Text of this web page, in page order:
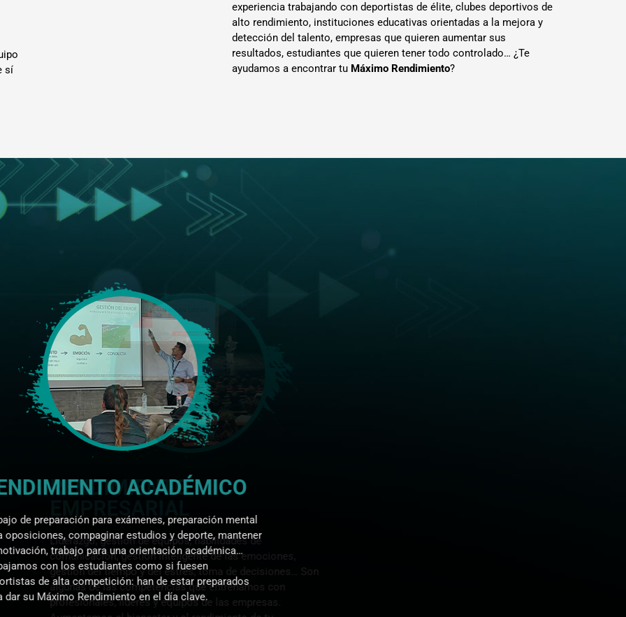
sí
experiencia trabajando con deportistas de élite, clubes deportivos de
alto rendimiento, instituciones educativas orientadas a la mejora y
detección del talento, empresas que quieren aumentar sus
resultados, estudiantes que quieren tener todo controlado… ¿Te
ayudamos a encontrar tu Máximo Rendimiento?
RENDIMIENTO ACADÉMICO
Trabajo de preparación para exámenes, preparación mental
para oposiciones, compaginar estudios y deporte, mantener
la motivación, trabajo para una orientación académica…
Trabajamos con los estudiantes como si fuesen
deportistas de alta competición: han de estar preparados
para dar su Máximo Rendimiento en el día clave.